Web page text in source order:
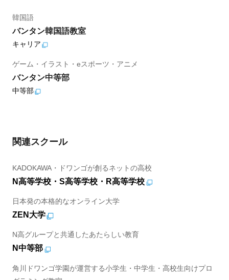
韓国語
バンタン韓国語教室
キャリア
ゲーム・イラスト・eスポーツ・アニメ
バンタン中等部
中等部
関連スクール
KADOKAWA・ドワンゴが創るネットの高校
N高等学校・S高等学校・R高等学校
日本発の本格的なオンライン大学
ZEN大学
N高グループと共通したあたらしい教育
N中等部
角川ドワンゴ学園が運営する小学生・中学生・高校生向けプロ